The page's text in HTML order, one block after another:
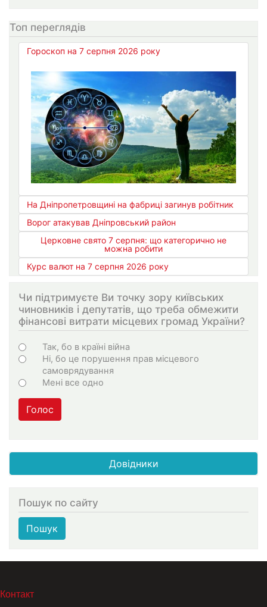
Топ переглядів
Гороскоп на 7 серпня 2026 року
На Дніпропетровщині на фабриці загинув робітник
Ворог атакував Дніпровський район
Церковне свято 7 серпня: що категорично не
можна робити
Курс валют на 7 серпня 2026 року
Чи підтримуєте Ви точку зору київських
чиновників і депутатів, що треба обмежити
фінансові витрати місцевих громад України?
Варіанти
Так, бо в країні війна
Ні, бо це порушення прав місцевого
самоврядування
Мені все одно
Голос
Довідники
Пошук по сайту
Пошук
МЕНЮ В ПОДВАЛЕ
Контакт